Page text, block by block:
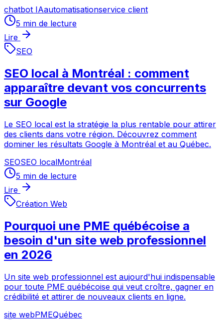
chatbot IAautomatisationservice client
5 min de lecture
Lire
SEO
SEO local à Montréal : comment
apparaître devant vos concurrents
sur Google
Le SEO local est la stratégie la plus rentable pour attirer
des clients dans votre région. Découvrez comment
dominer les résultats Google à Montréal et au Québec.
SEOSEO localMontréal
5 min de lecture
Lire
Création Web
Pourquoi une PME québécoise a
besoin d'un site web professionnel
en 2026
Un site web professionnel est aujourd'hui indispensable
pour toute PME québécoise qui veut croître, gagner en
crédibilité et attirer de nouveaux clients en ligne.
site webPMEQuébec